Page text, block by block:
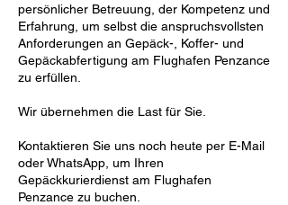
persönlicher Betreuung, der Kompetenz und
Erfahrung, um selbst die anspruchsvollsten
Anforderungen an Gepäck-, Koffer- und
Gepäckabfertigung am Flughafen Penzance
zu erfüllen.
Wir übernehmen die Last für Sie.
Kontaktieren Sie uns noch heute per E-Mail
oder WhatsApp, um Ihren
Gepäckkurierdienst am Flughafen
Penzance zu buchen.